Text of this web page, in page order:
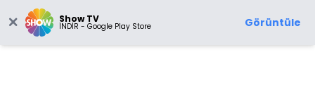
Show TV
İNDİR - Google Play Store Görüntüle